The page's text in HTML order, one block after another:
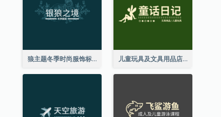
狼主题冬季时尚服饰标志 儿童玩具及文具用品店精灵主题标志设计